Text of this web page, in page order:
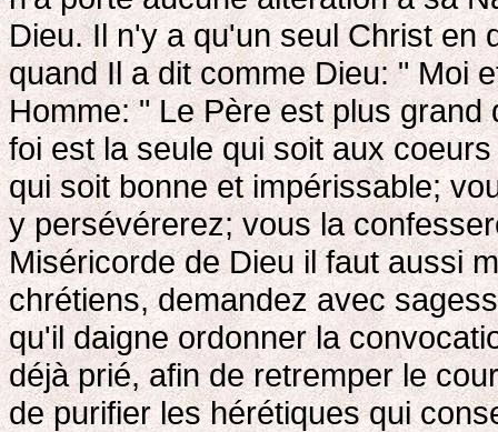
Dieu. Il n'y a qu'un seul Christ en
quand Il a dit comme Dieu: " Moi
Homme: " Le Père est plus grand
foi est la seule qui soit aux
qui soit bonne et impérissable;
y persévérerez; vous la
Miséricorde de Dieu il faut aussi
chrétiens, demandez avec
qu'il daigne ordonner la
déjà prié, afin de retremper le
de purifier les hérétiques qui